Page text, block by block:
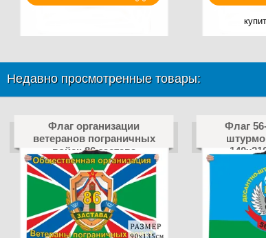
Недавно просмотренные товары:
Флаг организации
ветеранов пограничных
войск 86 застава
Флаг